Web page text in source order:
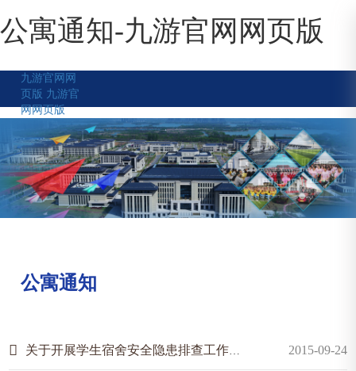
公寓通知-九游官网网页版
九游官网网
页版 九游官
网网页版
公寓通知
关于开展学生宿舍安全隐患排查工作的通知 2015-09-24